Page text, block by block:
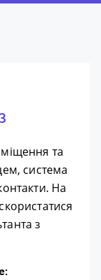
та
система
На
з